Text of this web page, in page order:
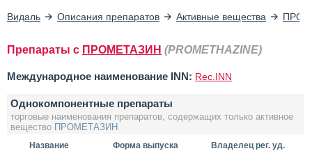
Видаль Описания препаратов Активные вещества
Препараты с ПРОМЕТАЗИН (PROMETHAZINE)
Международное наименование INN: Rec.INN
Однокомпонентные препараты
торговые наименования препаратов, содержащих только активное
вещество ПРОМЕТАЗИН
Название Форма выпуска Владелец рег. уд.